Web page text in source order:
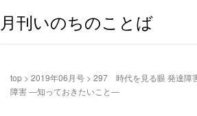
月刊いのちのことば
top > 2019年06月号 > 297 時代を見る眼 発達障
障害 ―知っておきたいこと―